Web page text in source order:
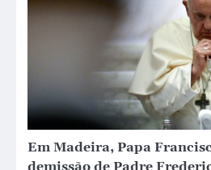
Em Madeira, Papa